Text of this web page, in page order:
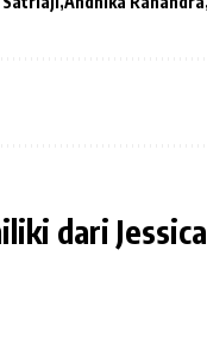
dari Jessica